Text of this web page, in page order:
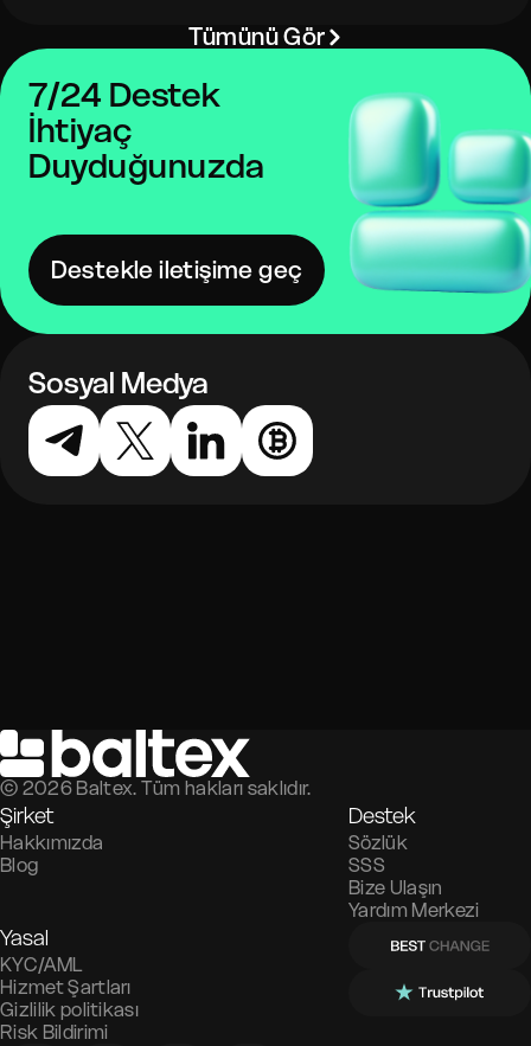
Tümünü Gör
7/24 Destek
İhtiyaç
Duyduğunuzda
Destekle iletişime geç
Sosyal Medya
© 2026 Baltex. Tüm hakları saklıdır.
Şirket
Hakkımızda
Blog
Destek
Sözlük
SSS
Bize Ulaşın
Yardım Merkezi
Yasal
KYC/AML
Hizmet Şartları
Gizlilik politikası
Risk Bildirimi